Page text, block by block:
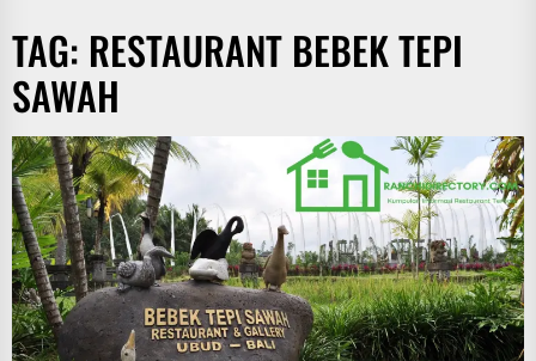
TAG: RESTAURANT BEBEK TEPI
SAWAH